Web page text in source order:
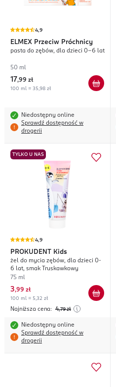
4,9
ELMEX Przeciw Próchnicy
pasta do zębów, dla dzieci 0-6 lat
50 ml
17,99 zł
100 ml = 35,98 zł
Niedostępny online
Sprawdź dostępność w
drogerii
TYLKO U NAS
4,9
PROKUDENT Kids
żel do mycia zębów, dla dzieci 0-
6 lat, smak Truskawkowy
75 ml
3,99 zł
100 ml = 5,32 zł
Najniższa cena: 4,79 zł
Niedostępny online
Sprawdź dostępność w
drogerii